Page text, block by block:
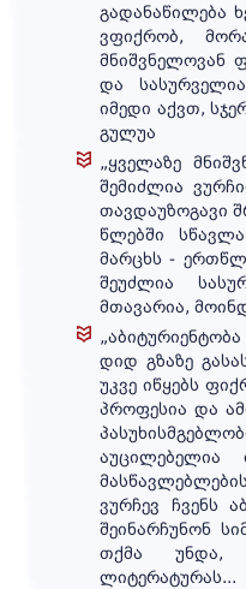
გადანაწილება
ვფიქრობ,
მნიშვნელოვან
და
იმედი აქვთ,
გულუა
„ყველაზე
შემიძლია
თავდაუზოგავი
წლებში
მარცხს -
შეუძლია
მთავარია,
დიდ გზაზე
უკვე იწყებს
პროფესია და
აუცილებელია
ვურჩევ ჩვენს
შეინარჩუნონ
თქმა